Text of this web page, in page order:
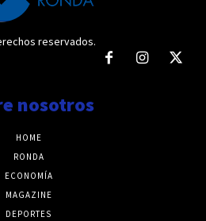
reservados.
nosotros
HOME
RONDA
ECONOMÍA
MAGAZINE
DEPORTES